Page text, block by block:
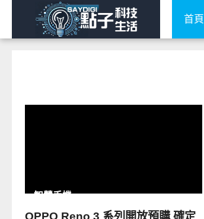
首頁
智慧手機
OPPO Reno 3 系列開放預購 確定